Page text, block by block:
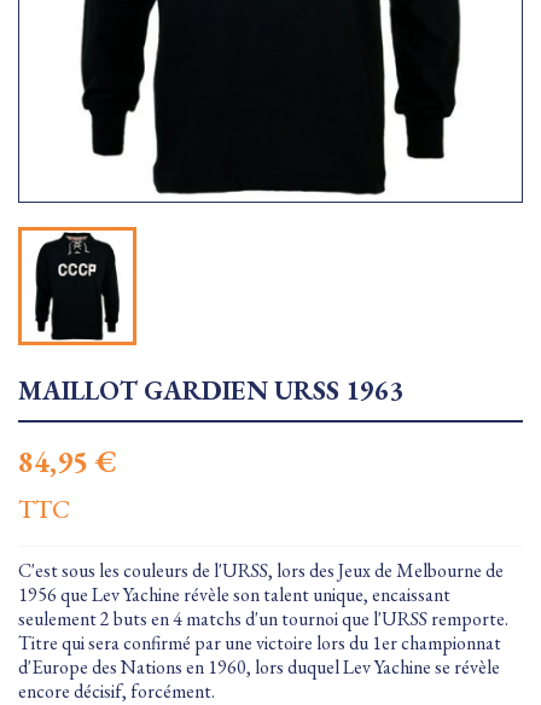
MAILLOT GARDIEN URSS 1963
84,95 €
TTC
C'est sous les couleurs de l'URSS, lors des Jeux de Melbourne de
1956 que Lev Yachine révèle son talent unique, encaissant
seulement 2 buts en 4 matchs d'un tournoi que l'URSS remporte.
Titre qui sera confirmé par une victoire lors du 1er championnat
d'Europe des Nations en 1960, lors duquel Lev Yachine se révèle
encore décisif, forcément.